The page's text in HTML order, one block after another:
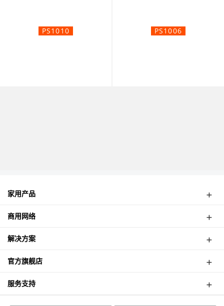
PS1010 PS1006
家用产品
弱电箱路由
网络摄像机
商用网络
无线CPE
吸顶式AP
智能网关
解决方案
酒店无线覆盖案例
塔吊无线监控案例
官方旗舰店
津朗信天猫店
如何购买？
服务支持